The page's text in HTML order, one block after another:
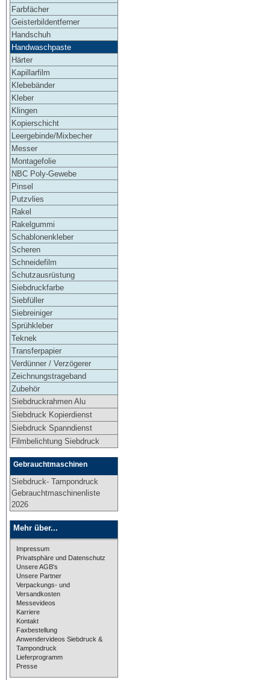
Farbfächer
Geisterbildentferner
Handschuh
Handwaschpaste
Härter
Kapillarfilm
Klebebänder
Kleber
Klingen
Kopierschicht
Leergebinde/Mixbecher
Messer
Montagefolie
NBC Poly-Gewebe
Pinsel
Putzvlies
Rakel
Rakelgummi
Schablonenkleber
Scheren
Schneidefilm
Schutzausrüstung
Siebdruckfarbe
Siebfüller
Siebreiniger
Sprühkleber
Teknek
Transferpapier
Verdünner / Verzögerer
Zeichnungstrageband
Zubehör
Siebdruckrahmen Alu
Siebdruck Kopierdienst
Siebdruck Spanndienst
Filmbelichtung Siebdruck
Gebrauchtmaschinen
Siebdruck- Tampondruck
Gebrauchtmaschinenliste
2026
Mehr über...
Impressum
Privatsphäre und Datenschutz
Unsere AGB's
Unsere Partner
Verpackungs- und
Versandkosten
Messevideos
Karriere
Kontakt
Faxbestellung
Anwendervideos Siebdruck &
Tampondruck
Lieferprogramm
Presse